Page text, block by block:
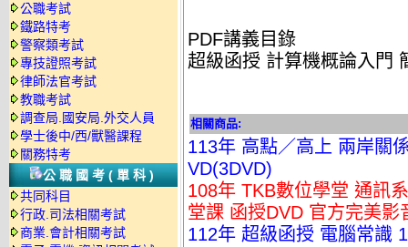
公職考試
鐵路特考
警察類考試
專技證照考試
律師法官考試
教職考試
調查局.國安局.外交人員
學士後中/西/獸醫課程
關務特考
公職國考(單科)
共同科目
行政.司法相關考試
商業.會計相關考試
PDF講義目錄
超級函授 計算機概論入門
相關商品:
113年 高點／高上 兩岸關
VD(3DVD)
108年 TKB數位學堂 通訊
堂課 函授DVD 官方完美影
112年 超級函授 電腦常識